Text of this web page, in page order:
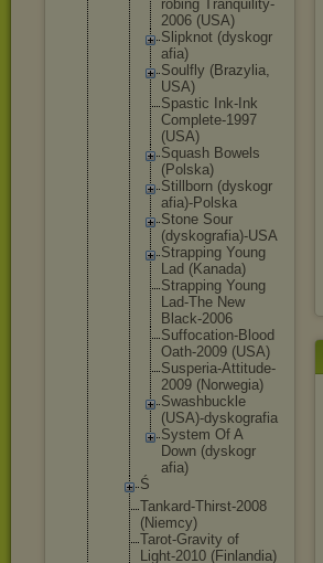
robing Tranquil ity-
2006 (USA)
Slipknot (dyskogr
afia)
Soulfly (Brazylia,
USA)
Spastic Ink-Ink
Complete-1997
(USA)
Squash Bowels
(Polska)
Stillborn (dyskogr
afia)-Po lska
Stone Sour
(dyskografia)-USA
Strapping Young
Lad (Kanada)
Strapping Young
Lad-The New
Black-2006
Suffocation-Blood
Oath-2009 (USA)
Susperia-Attitude-
2009 (Norwegia)
Swashbuc kle
(USA)-dyskografia
System Of A
Down (dyskogr
afia)
Ś
Tankard-Thirst-2008
(Niemcy)
Tarot-Gravity of
Light-2010 (Finlandia)